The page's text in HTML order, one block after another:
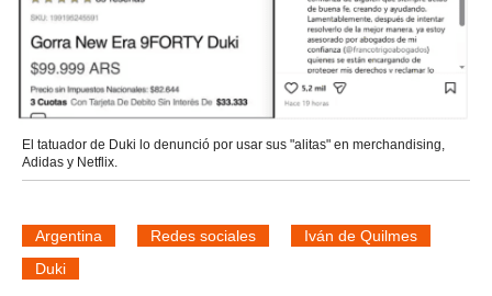
El tatuador de Duki lo denunció por usar sus "alitas" en merchandising,
Adidas y Netflix.
Argentina Redes sociales
Iván de Quilmes
Duki